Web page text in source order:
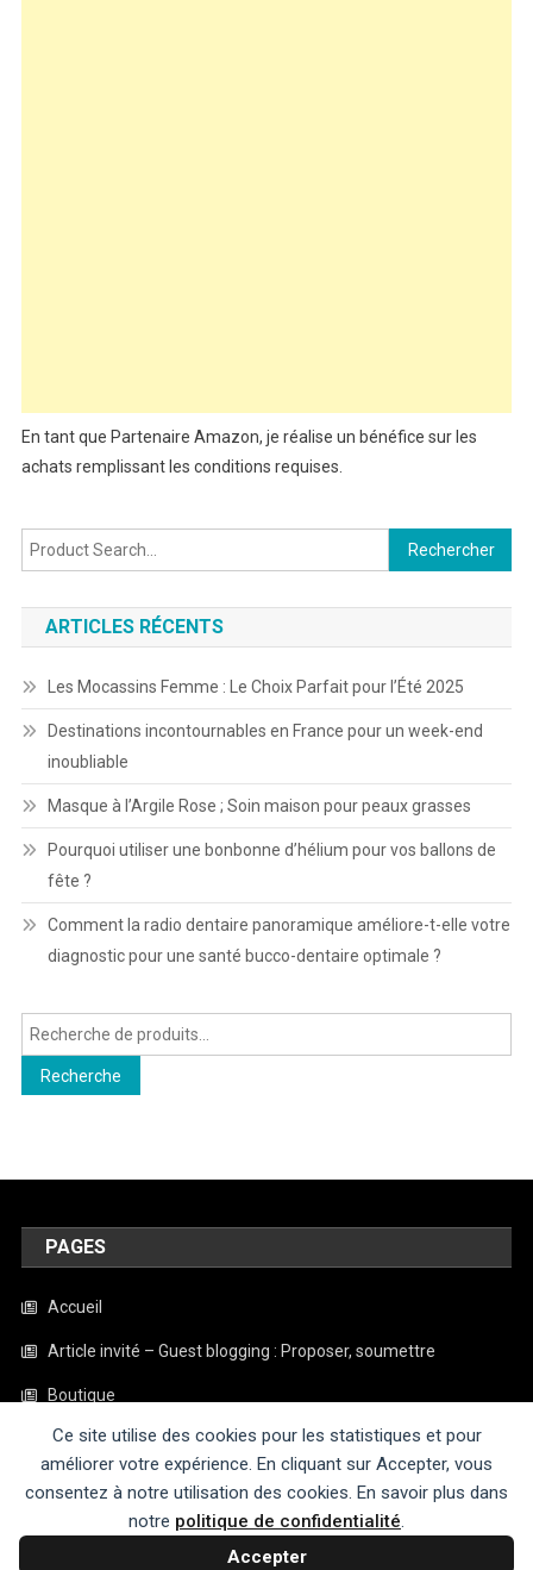
Ce site utilise des cookies pour les statistiques et pour
améliorer votre expérience. En cliquant sur Accepter, vous
consentez à notre utilisation des cookies. En savoir plus dans
notre politique de confidentialité.
Accepter
En tant que Partenaire Amazon, je réalise un bénéfice sur les
achats remplissant les conditions requises.
Rechercher :
ARTICLES RÉCENTS
Les Mocassins Femme : Le Choix Parfait pour l’Été 2025
Destinations incontournables en France pour un week-end
inoubliable
Masque à l’Argile Rose ; Soin maison pour peaux grasses
Pourquoi utiliser une bonbonne d’hélium pour vos ballons de
fête ?
Comment la radio dentaire panoramique améliore-t-elle votre
diagnostic pour une santé bucco-dentaire optimale ?
Recherche
pour :
Recherche
PAGES
Accueil
Article invité – Guest blogging : Proposer, soumettre
Boutique
Contact
Mentions légales
Politique de confidentialité